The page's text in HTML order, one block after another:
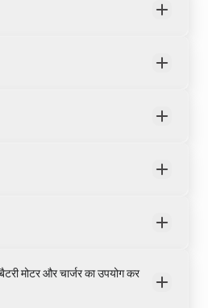
मोटर और चार्जर का उपयोग कर